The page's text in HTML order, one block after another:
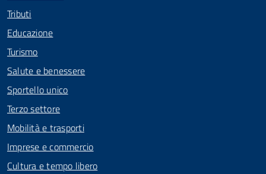
Tributi
Educazione
Turismo
Salute e benessere
Sportello unico
Terzo settore
Mobilità e trasporti
Imprese e commercio
Cultura e tempo libero